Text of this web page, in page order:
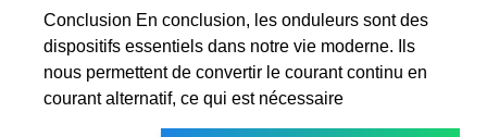
Conclusion En conclusion, les onduleurs sont des
dispositifs essentiels dans notre vie moderne. Ils
nous permettent de convertir le courant continu en
courant alternatif, ce qui est nécessaire